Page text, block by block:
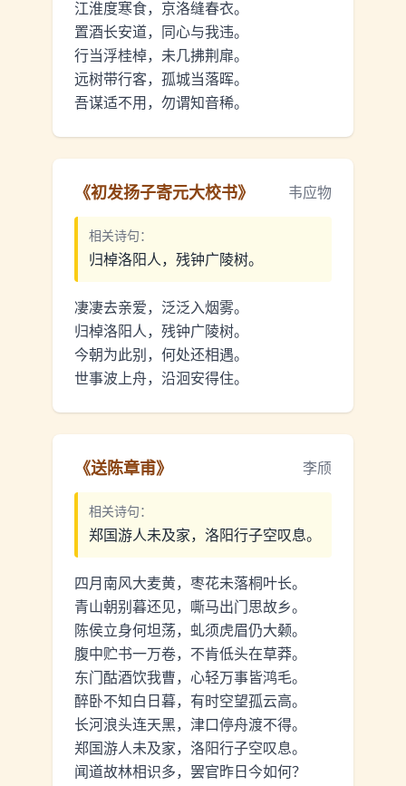
江淮度寒食，京洛缝春衣。
置酒长安道，同心与我违。
行当浮桂棹，未几拂荆扉。
远树带行客，孤城当落晖。
吾谋适不用，勿谓知音稀。
《初发扬子寄元大校书》 韦应物
相关诗句：
归棹洛阳人，残钟广陵树。
凄凄去亲爱，泛泛入烟雾。
归棹洛阳人，残钟广陵树。
今朝为此别，何处还相遇。
世事波上舟，沿洄安得住。
《送陈章甫》 李颀
相关诗句：
郑国游人未及家，洛阳行子空叹息。
四月南风大麦黄，枣花未落桐叶长。
青山朝别暮还见，嘶马出门思故乡。
陈侯立身何坦荡，虬须虎眉仍大颡。
腹中贮书一万卷，不肯低头在草莽。
东门酤酒饮我曹，心轻万事皆鸿毛。
醉卧不知白日暮，有时空望孤云高。
长河浪头连天黑，津口停舟渡不得。
郑国游人未及家，洛阳行子空叹息。
闻道故林相识多，罢官昨日今如何？